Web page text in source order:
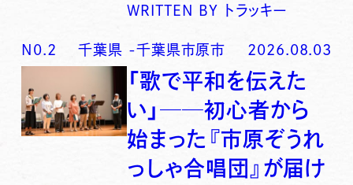
WRITTEN BY トラッキー
N0. 2 千葉県 -千葉県市原市 2026.08.03
「歌で平和を伝えた
い」──初心者から
始まった『市原ぞうれ
っしゃ合唱団』が届け